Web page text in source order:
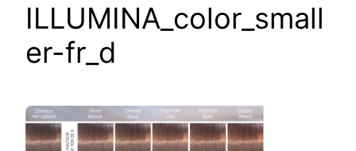
ILLUMINA_color_small
er-fr_d